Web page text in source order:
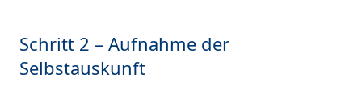
Schritt 2 – Aufnahme der
Selbstauskunft